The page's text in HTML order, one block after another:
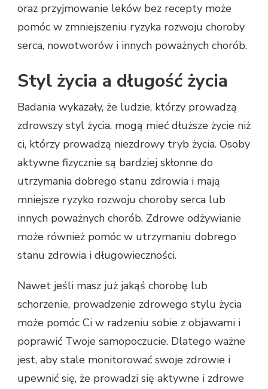
oraz przyjmowanie leków bez recepty może
pomóc w zmniejszeniu ryzyka rozwoju choroby
serca, nowotworów i innych poważnych chorób.
Styl życia a długość życia
Badania wykazały, że ludzie, którzy prowadzą
zdrowszy styl życia, mogą mieć dłuższe życie niż
ci, którzy prowadzą niezdrowy tryb życia. Osoby
aktywne fizycznie są bardziej skłonne do
utrzymania dobrego stanu zdrowia i mają
mniejsze ryzyko rozwoju choroby serca lub
innych poważnych chorób. Zdrowe odżywianie
może również pomóc w utrzymaniu dobrego
stanu zdrowia i długowieczności.
Nawet jeśli masz już jakąś chorobę lub
schorzenie, prowadzenie zdrowego stylu życia
może pomóc Ci w radzeniu sobie z objawami i
poprawić Twoje samopoczucie. Dlatego ważne
jest, aby stale monitorować swoje zdrowie i
upewnić się, że prowadzi się aktywne i zdrowe